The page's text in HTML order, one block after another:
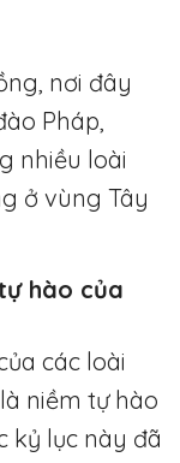
nơi đây
Pháp,
nhiều loài
ở vùng Tây
hào của
các loài
niềm tự hào
kỷ lục này đã